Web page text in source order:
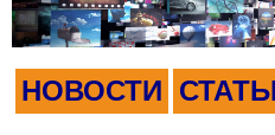
НОВОСТИ